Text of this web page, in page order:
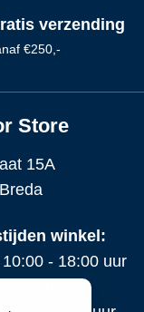
verzending
€250,-
Store
15A
winkel:
- 18:00 uur